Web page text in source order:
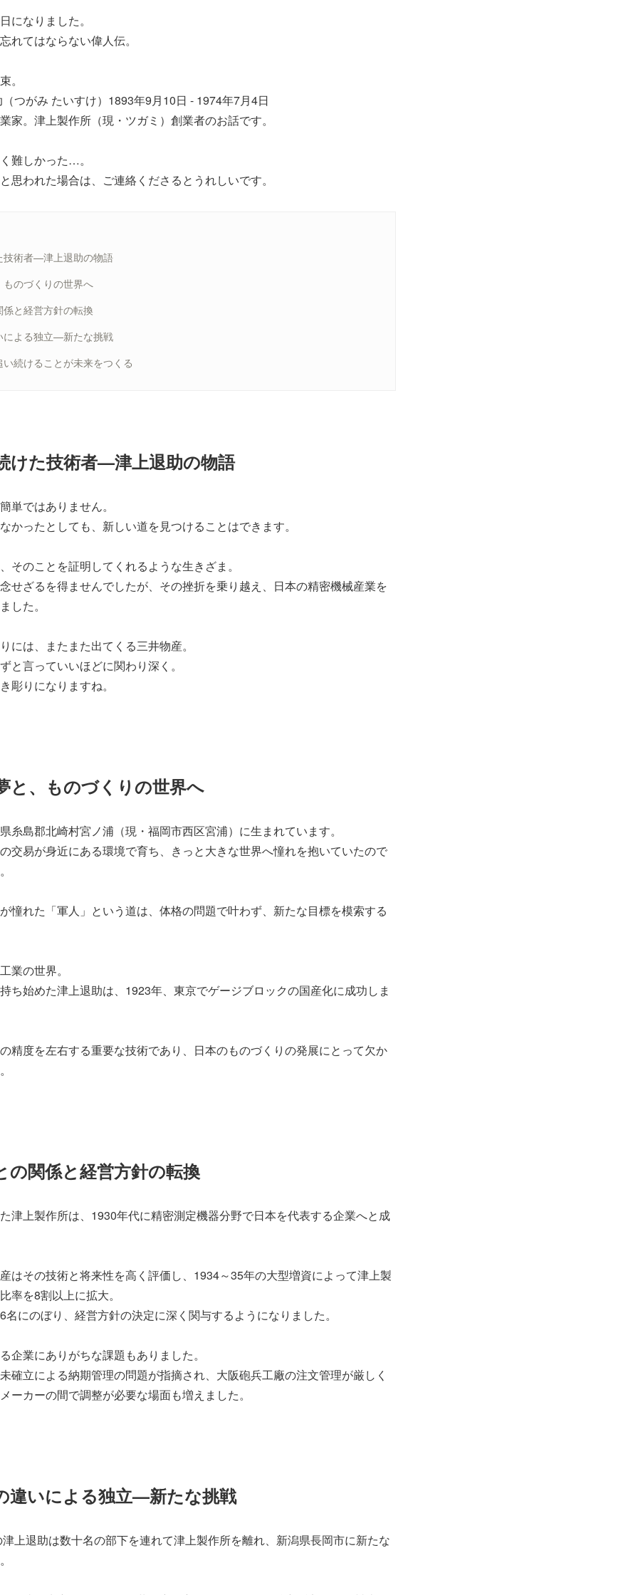
になりました。
れてはならない偉人伝。
。
つがみ たいすけ）1893年9月10日 - 1974年7月4日
家。津上製作所（現・ツガミ）創業者のお話です。
難しかった…。
思われた場合は、ご連絡くださるとうれしいです。
技術者—津上退助の物語
のづくりの世界へ
と経営方針の転換
による独立—新たな挑戦
続けることが未来をつくる
けた技術者—津上退助の物語
単ではありません。
かったとしても、新しい道を見つけることはできます。
そのことを証明してくれるような生きざま。
せざるを得ませんでしたが、その挫折を乗り越え、日本の精密機械産業を
した。
には、またまた出てくる三井物産。
と言っていいほどに関わり深く。
彫りになりますね。
と、ものづくりの世界へ
糸島郡北崎村宮ノ浦（現・福岡市西区宮浦）に生まれています。
交易が身近にある環境で育ち、きっと大きな世界へ憧れを抱いていたので
憧れた「軍人」という道は、体格の問題で叶わず、新たな目標を模索する
業の世界。
ち始めた津上退助は、1923年、東京でゲージブロックの国産化に成功しま
精度を左右する重要な技術であり、日本のものづくりの発展にとって欠か
の関係と経営方針の転換
津上製作所は、1930年代に精密測定機器分野で日本を代表する企業へと成
はその技術と将来性を高く評価し、1934～35年の大型増資によって津上製
率を8割以上に拡大。
にのぼり、経営方針の決定に深く関与するようになりました。
企業にありがちな課題もありました。
確立による納期管理の問題が指摘され、大阪砲兵工廠の注文管理が厳しく
ーカーの間で調整が必要な場面も増えました。
違いによる独立—新たな挑戦
上退助は数十名の部下を連れて津上製作所を離れ、新潟県長岡市に新たな